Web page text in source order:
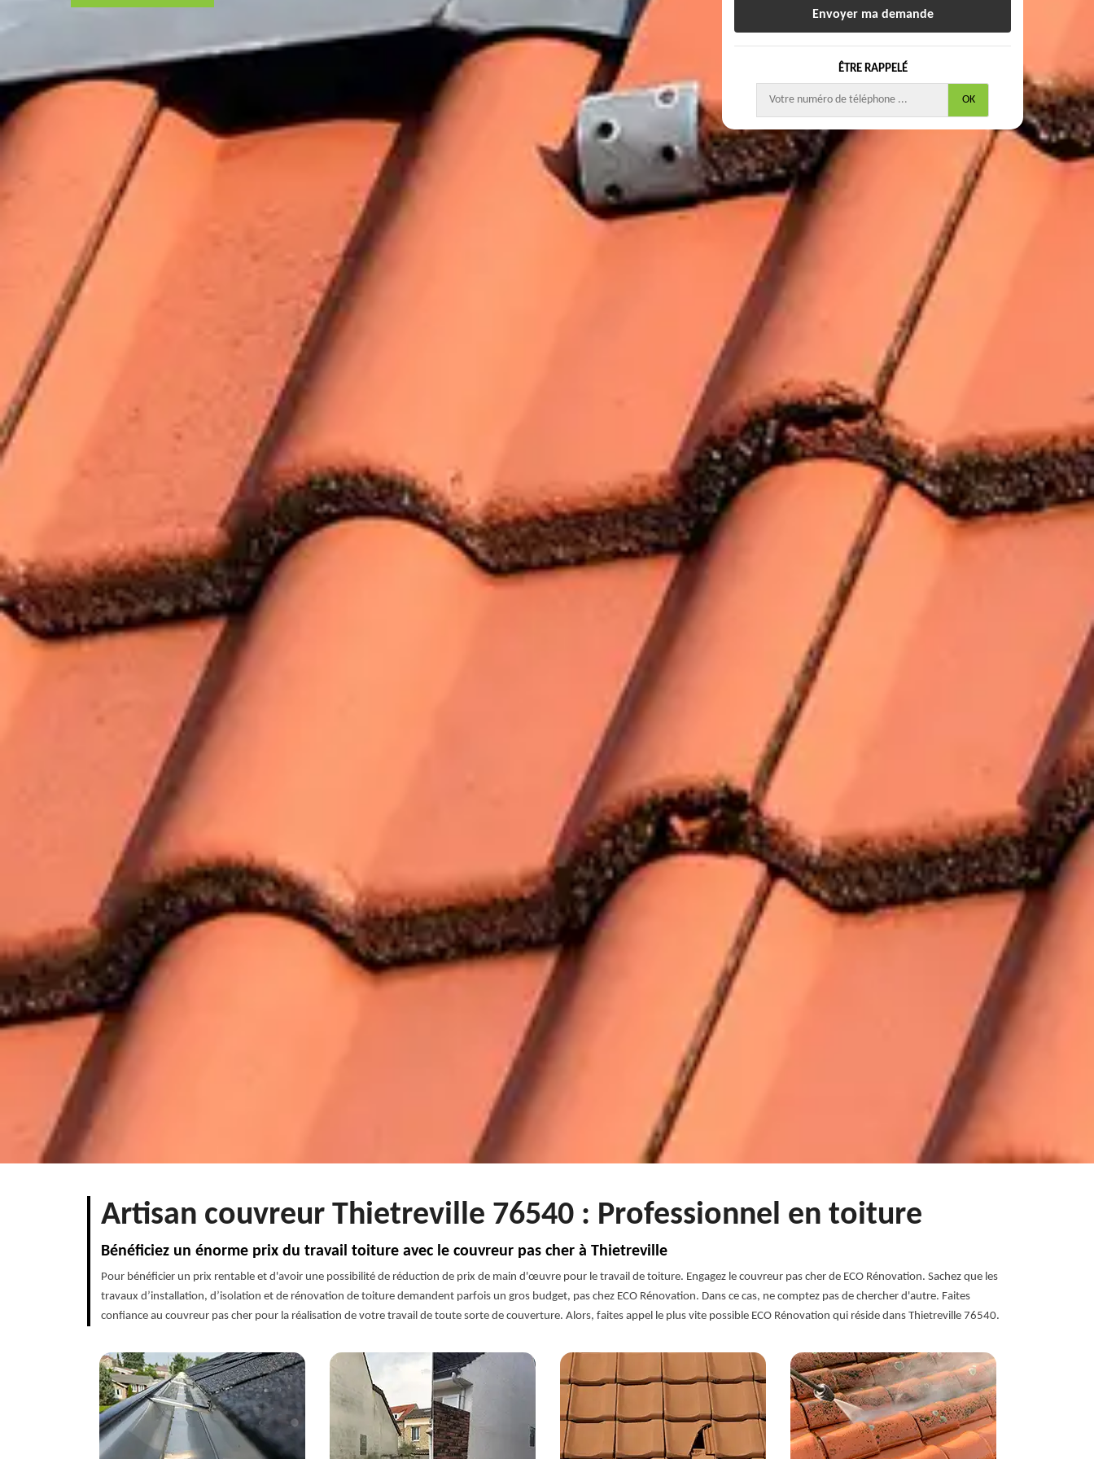
ÊTRE RAPPELÉ
Artisan couvreur Thietreville 76540 : Professionnel en toiture
Bénéficiez un énorme prix du travail toiture avec le couvreur pas cher à Thietreville
Pour bénéficier un prix rentable et d'avoir une possibilité de réduction de prix de main d'œuvre pour le travail de toiture. Engagez le couvreur pas cher de ECO Rénovation. Sachez que les
travaux d’installation, d’isolation et de rénovation de toiture demandent parfois un gros budget, pas chez ECO Rénovation. Dans ce cas, ne comptez pas de chercher d'autre. Faites
confiance au couvreur pas cher pour la réalisation de votre travail de toute sorte de couverture. Alors, faites appel le plus vite possible ECO Rénovation qui réside dans Thietreville 76540.